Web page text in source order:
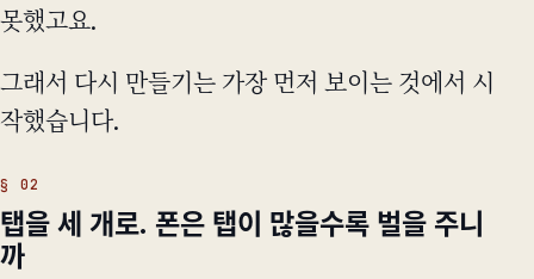
못했고요.
그래서 다시 만들기는 가장 먼저 보이는 것에서 시
작했습니다.
탭을 세 개로. 폰은 탭이 많을수록 벌을 주니
까